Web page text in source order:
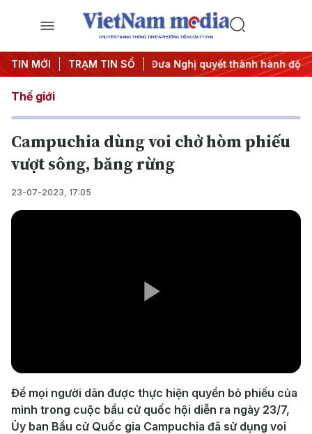
CHUYÊN TRANG THÔNG TIN ĐA PHƯƠNG TIỆN CỦA TTXVN
TIN MỚI TRẠM TIN SỐ
Trung ương 3 #Đưa Nghị quyết thành hành động
Thế giới
Campuchia dùng voi chở hòm phiếu
vượt sông, băng rừng
23-07-2023, 17:05
Video
Để mọi người dân được thực hiện quyền bỏ phiếu của
mình trong cuộc bầu cử quốc hội diễn ra ngày 23/7,
Ủy ban Bầu cử Quốc gia Campuchia đã sử dụng voi